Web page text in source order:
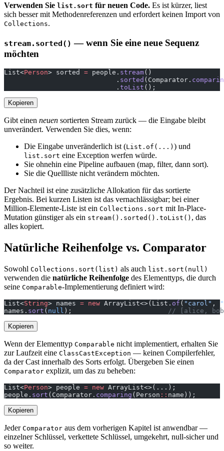
Verwenden Sie list.sort für neuen Code. Es ist kürzer, liest
sich besser mit Methodenreferenzen und erfordert keinen Import von
Collections.
stream.sorted() — wenn Sie eine neue Sequenz
möchten
List<Person> sorted = people. stream()
                            .
sorted (Comparator.
                            .
toList ();
Kopieren
Gibt einen neuen sortierten Stream zurück — die Eingabe bleibt
unverändert. Verwenden Sie dies, wenn:
Die Eingabe unveränderlich ist (List.of(...) ) und
list.sort eine Exception werfen würde.
Sie ohnehin eine Pipeline aufbauen (map, filter, dann sort).
Sie die Quellliste nicht verändern möchten.
Der Nachteil ist eine zusätzliche Allokation für das sortierte
Ergebnis. Bei kurzen Listen ist das vernachlässigbar; bei einer
Million-Elemente-Liste ist ein Collections.sort mit In-Place-
Mutation günstiger als ein stream().sorted().toList() , das
alles kopiert.
Natürliche Reihenfolge vs. Comparator
Sowohl Collections.sort(list) als auch list.sort(null)
verwenden die natürliche Reihenfolge des Elementtyps, die durch
seine Comparable-Implementierung definiert wird:
List<String> names = new ArrayList<>(List. of ( "carol" ,
names. sort ( null ); // [alice,
Kopieren
Wenn der Elementtyp Comparable nicht implementiert, erhalten Sie
zur Laufzeit eine ClassCastException — keinen Compilerfehler,
da der Cast innerhalb des Sorts erfolgt. Übergeben Sie einen
Comparator explizit, um das zu beheben:
List<Person> people = new ArrayList<>(...);
people. sort (Comparator. comparing (Person :: name));
Kopieren
Jeder Comparator aus dem vorherigen Kapitel ist anwendbar —
einzelner Schlüssel, verkettete Schlüssel, umgekehrt, null-sicher und
so weiter.